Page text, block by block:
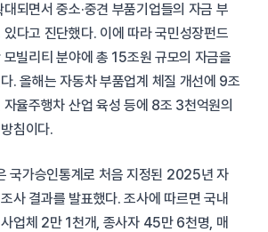
되면서 중소·중견 부품기업들의 자금 부
다고 진단했다. 이에 따라 국민성장펀드
빌리티 분야에 총 15조원 규모의 자금을
. 올해는 자동차 부품업계 체질 개선에 9조
율주행차 산업 육성 등에 8조 3천억원의
침이다.
국가승인통계로 처음 지정된 2025년 자
사 결과를 발표했다. 조사에 따르면 국내
업체 2만 1천개, 종사자 45만 6천명, 매